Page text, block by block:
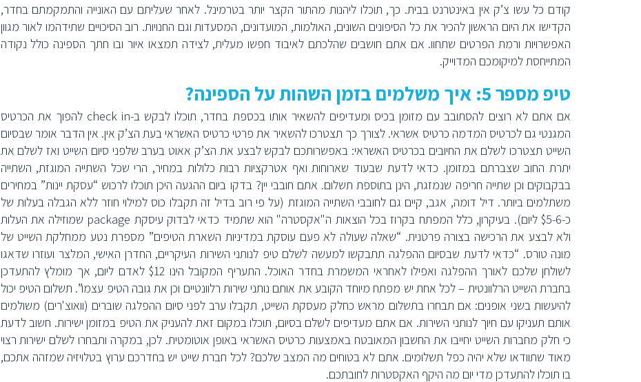
קודם כל עשו צ’ק אין באינטרנט בבית. כך, תוכלו ליהנות מהתור הקצר יותר בטרמינל. לאחר שעליתם עם האונייה והתמקמתם בחדר,
הקדישו את היום הראשון להכיר את כל הסיפונים השונים, האולמות, המועדונים, המסעדות וגם החנויות. רוב הסיכויים שתידהמו לאור מגוון
האפשרויות ורמת הפרטים שתחוו. אם אתם חושבים שהלכתם לאיבוד חפשו מעלית, לצידה תמצאו איור ובו חתך הספינה כולל נקודה
המתייחסת למיקומכם המדוייק.
טיפ מספר 5: איך משלמים בזמן השהות על הספינה?
אם אתם לא רוצים להסתובב עם מזומן בכיס ומעדיפים להשאיר אותו בכספת בחדר, תוכלו לבקש ב-check in להפוך את הכרטיס
המגנטי גם לכרטיס המדמה כרטיס אשראי. לצורך כך תצטרכו להשאיר את פרטי כרטיס האשראי בעת הצ’ק אין. אין הדבר אומר שבסיום
השייט תצטרכו לשלם את החיובים בכרטיס האשראי: באפשרותכם לבקש לבצע את הצ’ק אאוט בערב שלפני סיום השייט ואז לשלם את
יתרת החוב שצברתם במזומן. כדאי לדעת שבעוד שארוחות ואף אטרקציות רבות כלולות במחיר, הרי שכל השתייה המוגזת, השתייה
בבקבוקים וכן שתייה חריפה שנמזגת, הינן בתוספת תשלום. אתם חובבי יין? בדקו ביום ההגעה היכן תוכלו לרכוש “עסקת יינות” במחירים
משתלמים ביותר. דיל דומה, אגב, קיים גם לחובבי השתייה המוגזת (על פי רוב בדיל זה תקבלו כוס למילוי חוזר ללא הגבלה בעלות של
כ-$5-6 ליום). בעיקרון, כלל המפתח בקרוז בכל הוצאות ה"אקסטרה" הוא שתמיד כדאי לבדוק עיסקת package שמוזילה את העלות
ולא לבצע את הרכישה בצורה פרטנית. “שאלה שעולה לא פעם עוסקת במדיניות השארת הטיפים” מספרת נטע ממחלקת השייט של
מונה טורס. “כדאי לדעת שבסיום ההפלגה תתבקשו למעשה לשלם טיפ לנותני השירות העיקריים, החדרן האישי, המלצר ועוזרו שדאגו
לשולחן שלכם לאורך ההפלגה ואפילו לאחראי המשמרת בחדר האוכל. התעריף המקובל הינו $12 לאדם ליום, אך מומלץ להתעדכן
בחברת השייט הרלוונטית – לכל אחת יש מפתח מיוחד הקובע את אותם נותני שירות רלוונטיים וכן את גובה הטיפ עצמו”. תשלום הטיפ יכול
להיעשות בשני אופנים: אם תבחרו בתשלום מראש כחלק מעסקת השייט, תקבלו ערב לפני סיום ההפלגה שוברים (וואוצ'רים) משולמים
אותם תעניקו עם חיוך לנותני השירות. אם אתם מעדיפים לשלם בסיום, תוכלו במקום זאת להעניק את הטיפ במזומן ישירות. חשוב לדעת
כי חלק מחברות השייט יחייבו את החשבון המאובטח באמצעות כרטיס האשראי באופן אוטומטית. לכן, במקרה ותבחרו לשלם ישירות רצוי
מאוד שתוודאו שלא יהיה כפל תשלומים. אתם לא בטוחים מה המצב שלכם? לכל חברת שייט יש בחדרכם ערוץ בטלויזיה שמזהה אתכם,
בו תוכלו להתעדכן מדי יום מה היקף האקסטרות לחובתכם.